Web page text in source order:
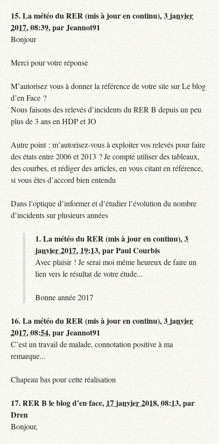
15.La météo du RER (mis à jour en continu),3 janvier
2017, 08:39,parJeannot91
Bonjour
Merci pour votre réponse
M’autorisez vous à donner la référence de votre site sur Le blog
d’en Face ?
Nous faisons des relevés d’incidents du RER B depuis un peu
plus de 3 ans en HDP et JO
Autre point : m’autorisez-vous à exploiter vos relevés pour faire
des états entre 2006 et 2013 ? Je compte utiliser des tableaux,
des courbes, et rédiger des articles, en vous citant en référence,
si vous êtes d’accord bien entendu
Dans l’optique d’informer et d’étudier l’évolution du nombre
d’incidents sur plusieurs années
1.La météo du RER (mis à jour en continu),3
janvier 2017, 19:13,parPaul Courbis
Avec plaisir ! Je serai moi même heureux de faire un
lien vers le résultat de votre étude...
Bonne année 2017
16.La météo du RER (mis à jour en continu),3 janvier
2017, 08:54,parJeannot91
C’est un travail de malade, connotation positive à ma
remarque...
Chapeau bas pour cette réalisation
17.RER B le blog d’en face, 17 janvier 2018, 08:13,par
Dren
Bonjour,